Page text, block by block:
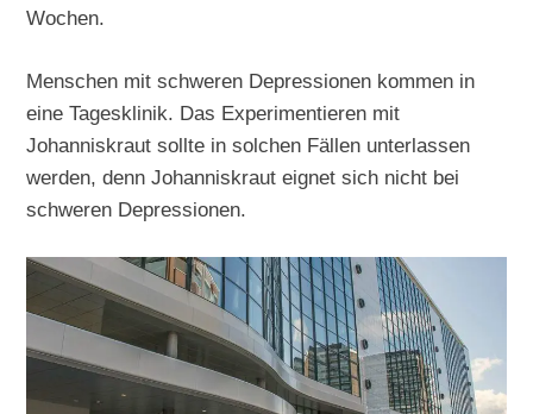
Wochen.
Menschen mit schweren Depressionen kommen in
eine Tagesklinik. Das Experimentieren mit
Johanniskraut sollte in solchen Fällen unterlassen
werden, denn Johanniskraut eignet sich nicht bei
schweren Depressionen.